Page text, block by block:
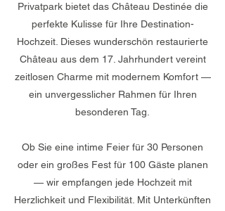
Privatpark bietet das Château Destinée die
perfekte Kulisse für Ihre Destination-
Hochzeit. Dieses wunderschön restaurierte
Château aus dem 17. Jahrhundert vereint
zeitlosen Charme mit modernem Komfort —
ein unvergesslicher Rahmen für Ihren
besonderen Tag.
Ob Sie eine intime Feier für 30 Personen
oder ein großes Fest für 100 Gäste planen
— wir empfangen jede Hochzeit mit
Herzlichkeit und Flexibilität. Mit Unterkünften